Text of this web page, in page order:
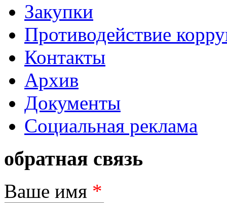
Закупки
Противодействие
Контакты
Архив
Документы
Социальная реклама
обратная связь
Ваше имя *